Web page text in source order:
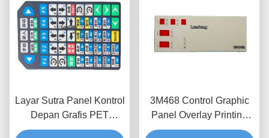
Layar Sutra Panel Kontrol
Depan Grafis PET
Hamparan Cetak Digital
3M468 Control Graphic
Panel Overlay Printing
PET PC Red Transparan